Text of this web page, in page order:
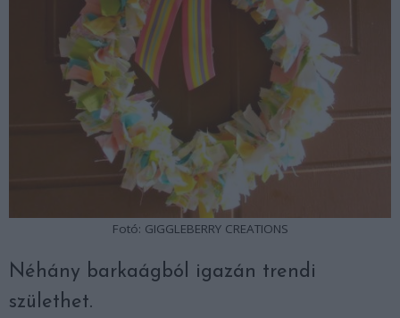
Fotó: GIGGLEBERRY CREATIONS
Néhány barkaágból igazán trendi
születhet.